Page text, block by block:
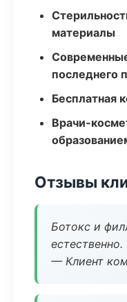
материалы
последнего
Бесплатная
Врачи-
Отзывы
Ботокс и
— Клиент